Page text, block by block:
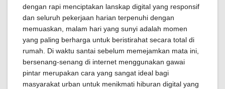
dengan rapi menciptakan lanskap digital yang responsif
dan seluruh pekerjaan harian terpenuhi dengan
memuaskan, malam hari yang sunyi adalah momen
yang paling berharga untuk beristirahat secara total di
rumah. Di waktu santai sebelum memejamkan mata ini,
bersenang-senang di internet menggunakan gawai
pintar merupakan cara yang sangat ideal bagi
masyarakat urban untuk menikmati hiburan digital yang